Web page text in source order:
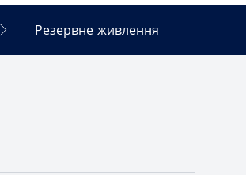
Резервне живлення